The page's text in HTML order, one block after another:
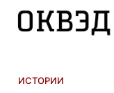
ИСТОРИИ